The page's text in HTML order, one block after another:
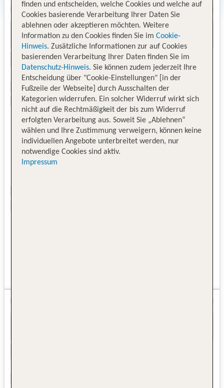
finden und entscheiden, welche Cookies und welche auf
Cookies basierende Verarbeitung Ihrer Daten Sie
ablehnen oder akzeptieren möchten. Weitere
Information zu den Cookies finden Sie im Cookie-
Hinweis. Zusätzliche Informationen zur auf Cookies
basierenden Verarbeitung Ihrer Daten finden Sie im
Datenschutz-Hinweis. Sie können zudem jederzeit Ihre
Entscheidung über "Cookie-Einstellungen" [in der
Fußzeile der Webseite] durch Ausschalten der
Kategorien widerrufen. Ein solcher Widerruf wirkt sich
nicht auf die Rechtmäßigkeit der bis zum Widerruf
erfolgten Verarbeitung aus. Soweit Sie „Ablehnen“
wählen und Ihre Zustimmung verweigern, können keine
individuellen Angebote unterbreitet werden, nur
notwendige Cookies sind aktiv.
Impressum